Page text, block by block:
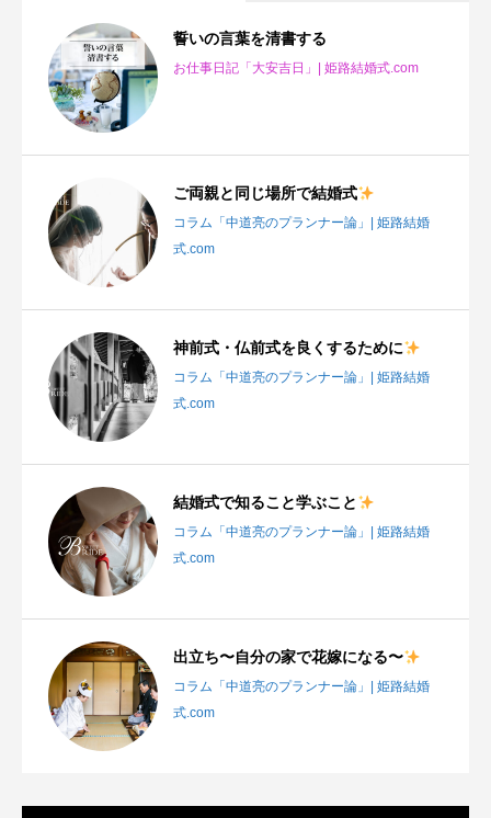
誓いの言葉を清書する
お仕事日記「大安吉日」| 姫路結婚式.com
ご両親と同じ場所で結婚式
コラム「中道亮のプランナー論」| 姫路結婚
式.com
神前式・仏前式を良くするために
コラム「中道亮のプランナー論」| 姫路結婚
式.com
結婚式で知ること学ぶこと
コラム「中道亮のプランナー論」| 姫路結婚
式.com
出立ち〜自分の家で花嫁になる〜
コラム「中道亮のプランナー論」| 姫路結婚
式.com